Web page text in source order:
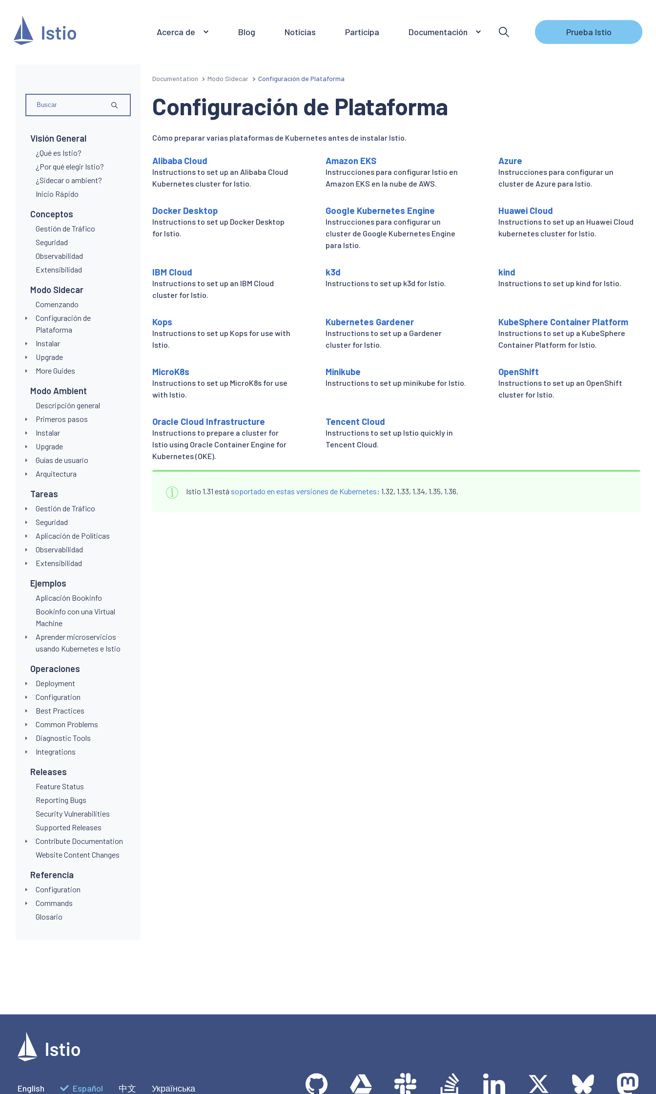
Acerca de Blog Noticias Participa Documentación Prueba Istio
Visión General
¿Qué es Istio?
¿Por qué elegir Istio?
¿Sidecar o ambient?
Inicio Rápido
Conceptos
Gestión de Tráfico
Seguridad
Observabilidad
Extensibilidad
Modo Sidecar
Comenzando
Configuración de
Plataforma
Instalar
Upgrade
More Guides
Modo Ambient
Descripción general
Primeros pasos
Instalar
Upgrade
Guías de usuario
Arquitectura
Tareas
Gestión de Tráfico
Seguridad
Aplicación de Políticas
Observabilidad
Extensibilidad
Ejemplos
Aplicación Bookinfo
Bookinfo con una Virtual
Machine
Aprender microservicios
usando Kubernetes e Istio
Operaciones
Deployment
Configuration
Best Practices
Common Problems
Diagnostic Tools
Integrations
Releases
Feature Status
Reporting Bugs
Security Vulnerabilities
Supported Releases
Contribute Documentation
Website Content Changes
Referencia
Configuration
Commands
Glosario
Documentation Modo Sidecar Configuración de Plataforma
Configuración de Plataforma
Cómo preparar varias plataformas de Kubernetes antes de instalar Istio.
Alibaba Cloud
Instructions to set up an Alibaba Cloud
Kubernetes cluster for Istio.
Amazon EKS
Instrucciones para configurar Istio en
Amazon EKS en la nube de AWS.
Azure
Instrucciones para configurar un
cluster de Azure para Istio.
Docker Desktop
Instructions to set up Docker Desktop
for Istio.
Google Kubernetes Engine
Instrucciones para configurar un
cluster de Google Kubernetes Engine
para Istio.
Huawei Cloud
Instructions to set up an Huawei Cloud
kubernetes cluster for Istio.
IBM Cloud
Instructions to set up an IBM Cloud
cluster for Istio.
k3d
Instructions to set up k3d for Istio.
kind
Instructions to set up kind for Istio.
Kops
Instructions to set up Kops for use with
Istio.
Kubernetes Gardener
Instructions to set up a Gardener
cluster for Istio.
KubeSphere Container Platform
Instructions to set up a KubeSphere
Container Platform for Istio.
MicroK8s
Instructions to set up MicroK8s for use
with Istio.
Minikube
Instructions to set up minikube for Istio.
OpenShift
Instructions to set up an OpenShift
cluster for Istio.
Oracle Cloud Infrastructure
Instructions to prepare a cluster for
Istio using Oracle Container Engine for
Kubernetes (OKE).
Tencent Cloud
Instructions to set up Istio quickly in
Tencent Cloud.
Istio 1.31 está soportado en estas versiones de Kubernetes: 1.32, 1.33, 1.34, 1.35, 1.36.
English Español 中文 Українська